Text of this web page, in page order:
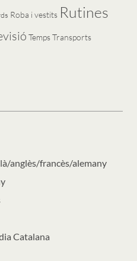
Roba i vestits Rutines
TempsTransports
anglès/francès/alemany
Catalana